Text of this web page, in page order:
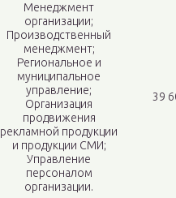
Менеджмент
организации;
Производственный
менеджмент;
Региональное и
муниципальное
управление;
Организация
продвижения
рекламной продукции
и продукции СМИ;
Управление
персоналом
организации.
39